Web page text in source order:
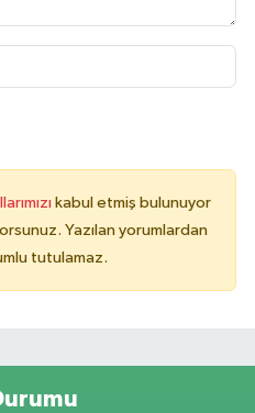
kabul etmiş bulunuyor
Yazılan yorumlardan
tutulamaz.